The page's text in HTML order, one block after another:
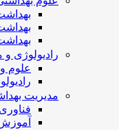
رادیولوژی
علوم
مدیریت